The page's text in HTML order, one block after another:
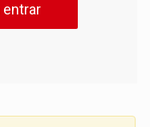
entrar